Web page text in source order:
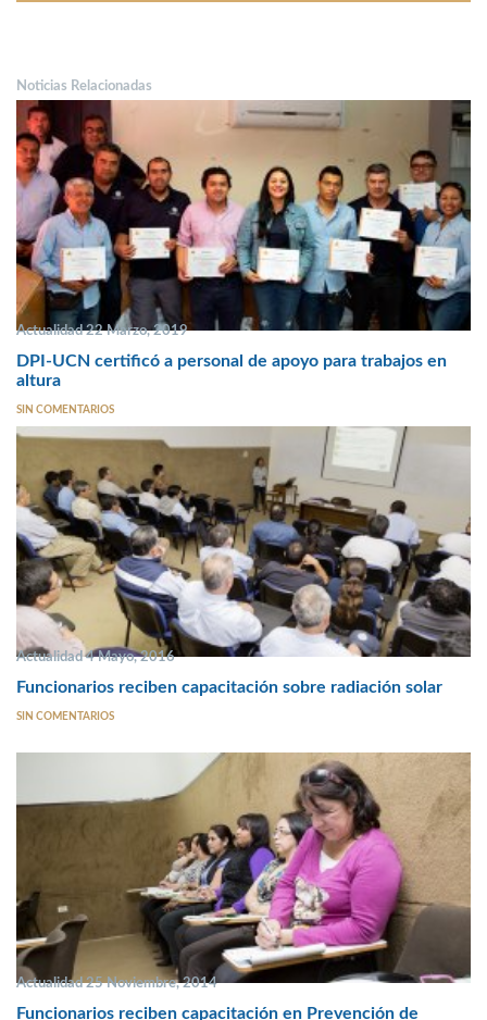
Noticias Relacionadas
Actualidad 22 Marzo, 2019
DPI-UCN certificó a personal de apoyo para trabajos en
altura
SIN COMENTARIOS
Actualidad 4 Mayo, 2016
Funcionarios reciben capacitación sobre radiación solar
SIN COMENTARIOS
Actualidad 25 Noviembre, 2014
Funcionarios reciben capacitación en Prevención de